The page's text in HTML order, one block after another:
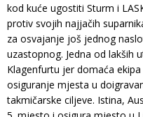
kod kuće ugostiti Sturm i
protiv svojih najjačih
za osvajanje još jednog
uzastopnog. Jedna od lakših
Klagenfurtu jer domaća
osiguranje mjesta u
takmičarske ciljeve. Istina,